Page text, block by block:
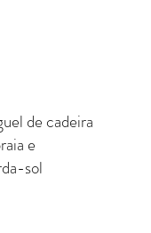
de cadeira
e
sol